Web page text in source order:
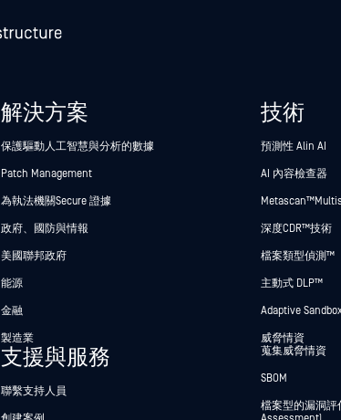
解決方案
保護驅動人工智慧與分析的數據
Patch Management
為執法機關Secure 證據
政府、國防與情報
美國聯邦政府
能源
金融
製造業
支援與服務
聯繫支持人員
技術
預測性 Alin AI
AI 內容檢查器
Metascan™
深度CDR™技術
檔案類型偵測™
主動式 DLP™
Adaptive
威脅情資
蒐集威脅情資
SBOM
檔案型的漏洞評